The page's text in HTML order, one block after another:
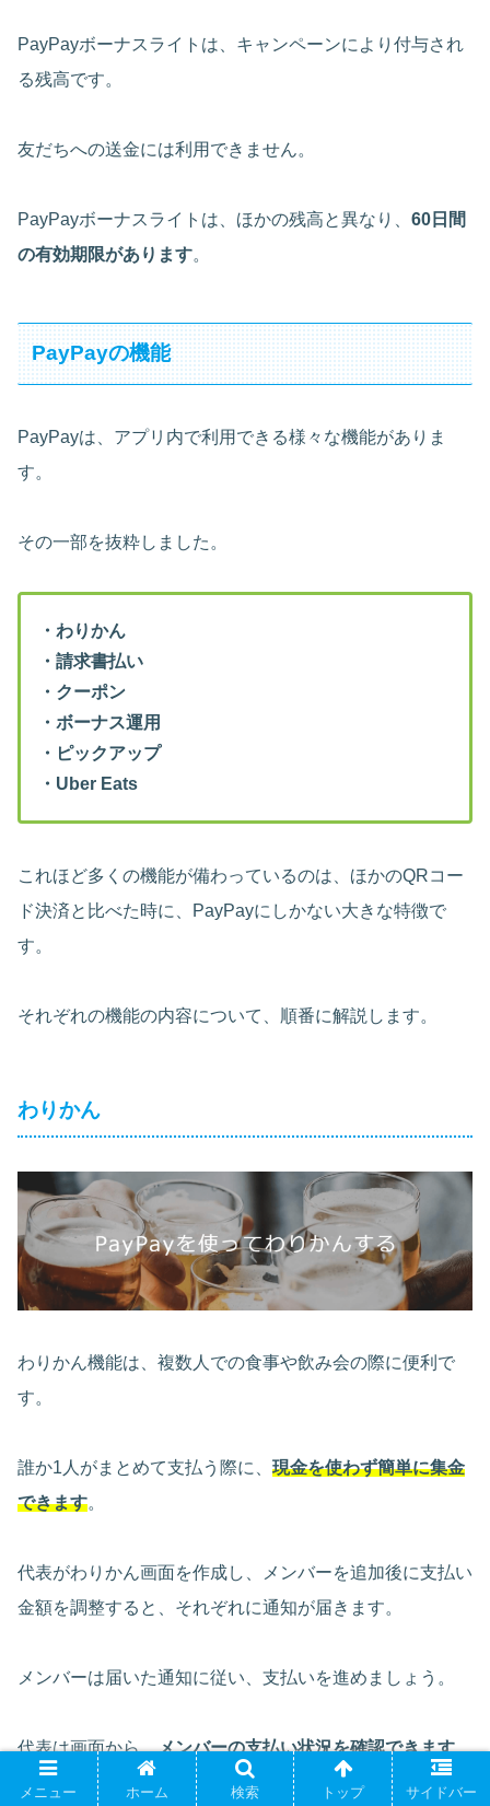
PayPayボーナスライトは、キャンペーンにより付与され
る残高です。
友だちへの送金には利用できません。
PayPayボーナスライトは、ほかの残高と異なり、 60日間
の有効期限があります。
PayPayの機能
PayPayは、アプリ内で利用できる様々な機能がありま
す。
その一部を抜粋しました。
・わりかん
・請求書払い
・クーポン
・ボーナス運用
・ピックアップ
・Uber Eats
これほど多くの機能が備わっているのは、ほかのQRコー
ド決済と比べた時に、PayPayにしかない大きな特徴で
す。
それぞれの機能の内容について、順番に解説します。
わりかん
わりかん機能は、複数人での食事や飲み会の際に便利で
す。
誰か1人がまとめて支払う際に、 現金を使わず簡単に集金
できます。
代表がわりかん画面を作成し、メンバーを追加後に支払い
金額を調整すると、それぞれに通知が届きます。
メンバーは届いた通知に従い、支払いを進めましょう。
代表は画面から、メンバーの支払い状況を確認できます。
メニュー ホーム 検索 トップ サイドバー